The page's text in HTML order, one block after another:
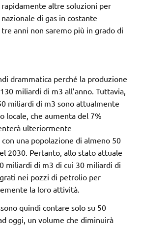
altre soluzioni per
di gas in costante
anni non saremo più in grado di
drammatica perché la produzione
miliardi di m3 all’anno. Tuttavia,
miliardi di m3 sono attualmente
locale, che aumenta del 7%
ulteriormente
una popolazione di almeno 50
2030. Pertanto, allo stato attuale
miliardi di m3 di cui 30 miliardi di
nei pozzi di petrolio per
la loro attività.
quindi contare solo su 50
oggi, un volume che diminuirà